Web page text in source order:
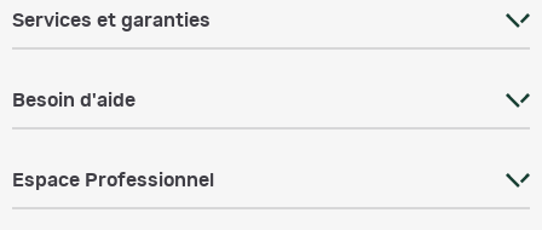
Services et garanties
Besoin d'aide
Espace Professionnel